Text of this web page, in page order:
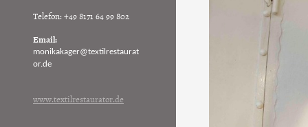
Telefon: +49 8171 64 99 802
Email:
monikakager@textilrestaurat
or.de
www.textilrestaurator.de